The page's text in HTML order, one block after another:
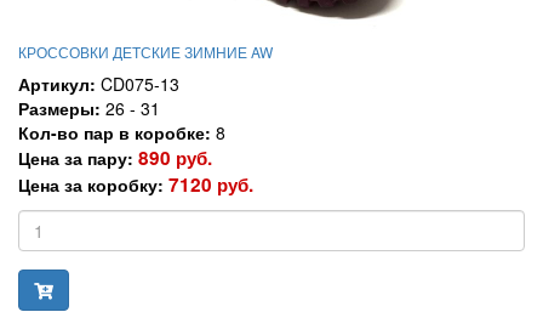
КРОССОВКИ ДЕТСКИЕ ЗИМНИЕ AW
Артикул: CD075-13
Размеры: 26 - 31
Кол-во пар в коробке: 8
Цена за пару: 890 руб.
Цена за коробку: 7120 руб.